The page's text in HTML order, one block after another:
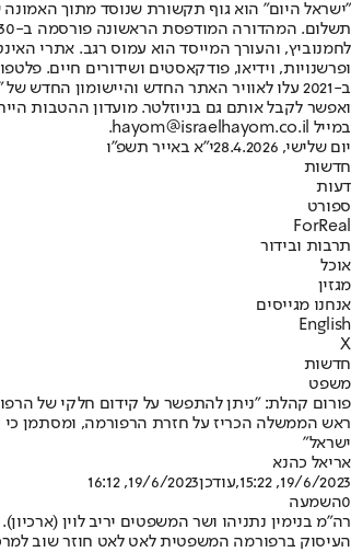
"ישראל היום" הוא גוף תקשורת שנוסד מתוך האמונה
ופרשנויות, וידיאו, פודקאסטים ושידורים חיים.
ב-2021 עלו לאוויר האתר החדש והיישומון
ואפשר לקבל אותם גם בניוזלטר. מועדון ההטבות
במייל hayom@israelhayom.co.il.
יום שלישי, 28.4.2026
י"א באייר תשפ"ו
חדשות
דעות
ספורט
ForReal
תרבות ובידור
אוכל
מגזין
אנחנו מגייסים
English
X
חדשות
משפט
פורום קהלת: "ניתן להתפשר על קידום חלקי של
ראש הממשלה הכריז על חזרת הרפורמה, ומסתמן כי
ישראל"
אריאל כהנא
19/6/2023, 15:22
,עודכן19/6/2023, 16:12
0השמעה
רה"מ בנימין נתניהו ושר המשפטים יריב לוין (ארכיון).
העיסוק ברפורמה המשפטית לאט לאט חוזר שוב